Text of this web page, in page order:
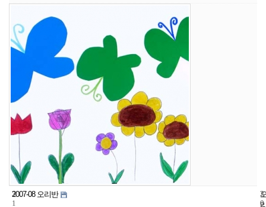
3
1
2007-08 오리반
2
0
2
0